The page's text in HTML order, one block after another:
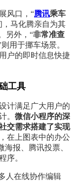
风口，“腾讯乘车
，马化腾亲自为其
另外，“非常准查
则用于挪车场景。
户的即时信息快捷
工具
计满足广大用户的
。 微信小程序的深
交需求搭建了实现
，在上图表中的办公
报、腾讯投票、
序。
人在线协作编辑